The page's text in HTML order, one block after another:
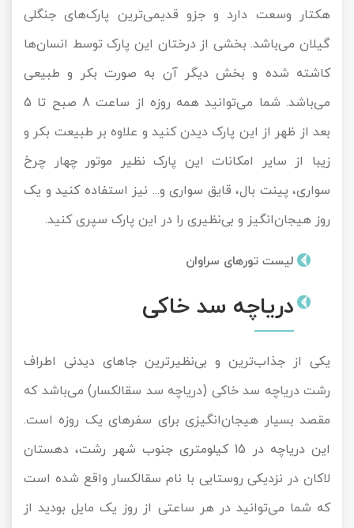
هکتار وسعت دارد و جزو قدیمی‌ترین پارک‌های جنگلی
گیلان می‌باشد. بخشی از درختان این پارک توسط انسان‌ها
کاشته شده و بخش دیگر آن به صورت بکر و طبیعی
می‌باشد. شما می‌توانید همه روزه از ساعت 8 صبح تا 5
بعد از ظهر از این پارک دیدن کنید و علاوه بر طبیعت بکر و
زیبا از سایر امکانات این پارک نظیر موتور چهار چرخ
سواری، پینت بال، قایق سواری و... نیز استفاده کنید و یک
روز هیجان‌انگیز و بی‌نظیری را در این پارک سپری کنید.
لیست تورهای سراوان
دریاچه سد خاکی
یکی از جذاب‌ترین و بی‌نظیرترین جاهای دیدنی اطراف
رشت دریاچه سد خاکی (دریاچه سد سقالکسار) می‌باشد که
مقصد بسیار هیجان‌انگیزی برای سفرهای یک روزه است.
این دریاچه در 15 کیلومتری جنوب شهر رشت، دهستان
لاکان در نزدیکی روستایی با نام سقالکسار واقع شده است
که شما می‌توانید در هر ساعتی از روز یک مایل بودید از